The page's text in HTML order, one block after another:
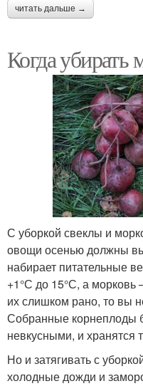
читать дальше →
Когда убирать
С уборкой свеклы и
овощи осенью должны
набирает питательные
+1°С до 15°С, а морковь
их слишком рано, то вы
Собранные корнеплоды
невкусными, и хранятся
Но и затягивать с
холодные дожди и